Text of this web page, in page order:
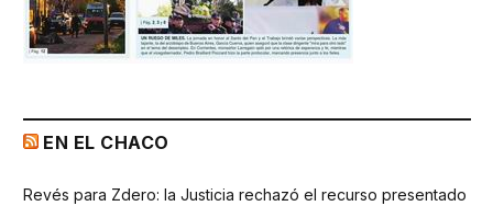
EN EL CHACO
Revés para Zdero: la Justicia rechazó el recurso presentado